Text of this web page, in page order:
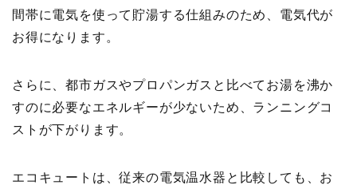
間帯に電気を使って貯湯する仕組みのため、電気代が
お得になります。
さらに、都市ガスやプロパンガスと比べてお湯を沸か
すのに必要なエネルギーが少ないため、ランニングコ
ストが下がります。
エコキュートは、従来の電気温水器と比較しても、お